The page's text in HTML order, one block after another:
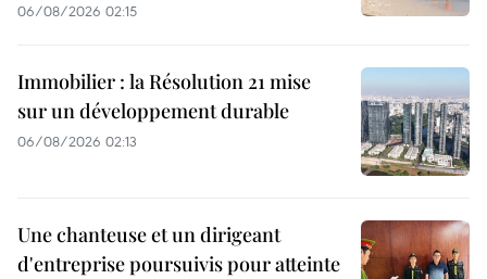
06/08/2026 02:15
Immobilier : la Résolution 21 mise
sur un développement durable
06/08/2026 02:13
Une chanteuse et un dirigeant
d'entreprise poursuivis pour atteinte